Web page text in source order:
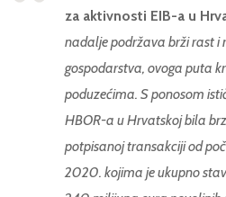
za aktivnosti EIB-a u
nadalje podržava brži rast i
gospodarstva, ovoga puta
poduzećima. S ponosom
HBOR-a u Hrvatskoj bila
potpisanoj transakciji od
2020. kojima je ukupno